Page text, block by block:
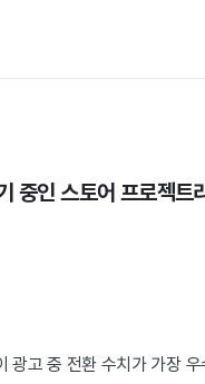
중인 스토어 프로젝
광고 중 전환 수치가 가장